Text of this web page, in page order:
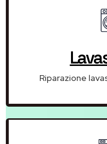
Riparazione